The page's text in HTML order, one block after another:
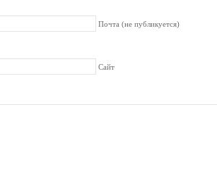
Почта (не публикуется)
Сайт